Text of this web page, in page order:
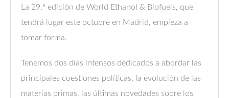
La 29.ª edición de World Ethanol & Biofuels, que
tendrá lugar este octubre en Madrid, empieza a
tomar forma.
Tenemos dos días intensos dedicados a abordar las
principales cuestiones políticas, la evolución de las
materias primas, las últimas novedades sobre los